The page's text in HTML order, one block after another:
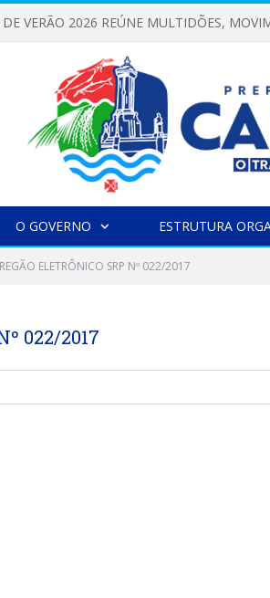
O GOVERNO ESTRUTURA
ELETRÔNICO SRP Nº 022/2017
022/2017